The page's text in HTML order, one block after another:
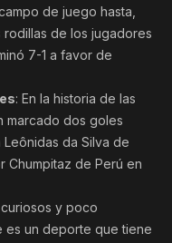
de juego hasta,
rodillas de los jugadores
7-1 a favor de
: En la historia de las
marcado dos goles
da Silva de
Chumpitaz de Perú en
y poco
es un deporte que tiene